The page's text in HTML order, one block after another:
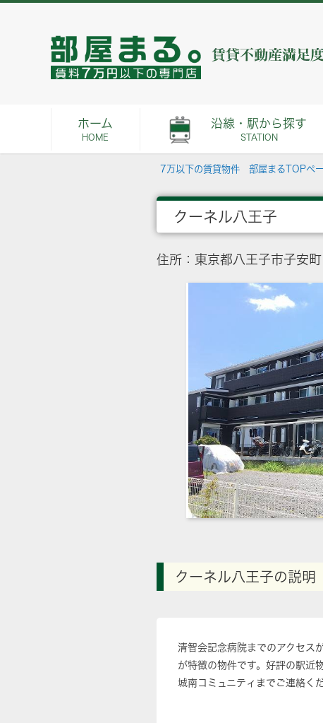
ホーム
HOME
沿線・駅から探す
STATION
7万以下の賃貸物件 部屋まるTOPペ
クーネル八王子
住所：東京都八王子市子安
クーネル八王子の説明
清智会記念病院までのアクセス
が特徴の物件です。好評の駅近
城南コミュニティまでご連絡く